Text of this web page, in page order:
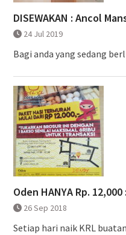
DISEWAKAN : Ancol
24 Jul 2019
Bagi anda yang sedang
Oden HANYA Rp.
26 Sep 2018
Setiap hari naik KRL